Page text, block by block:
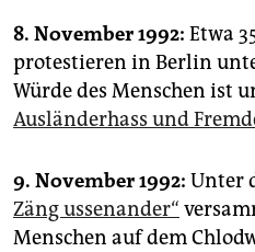
8. November 1992: Etwa
protestieren in Berlin
Würde des Menschen ist
Ausländerhass und
9. November 1992: Unter
Zäng ussenander“
Menschen auf dem